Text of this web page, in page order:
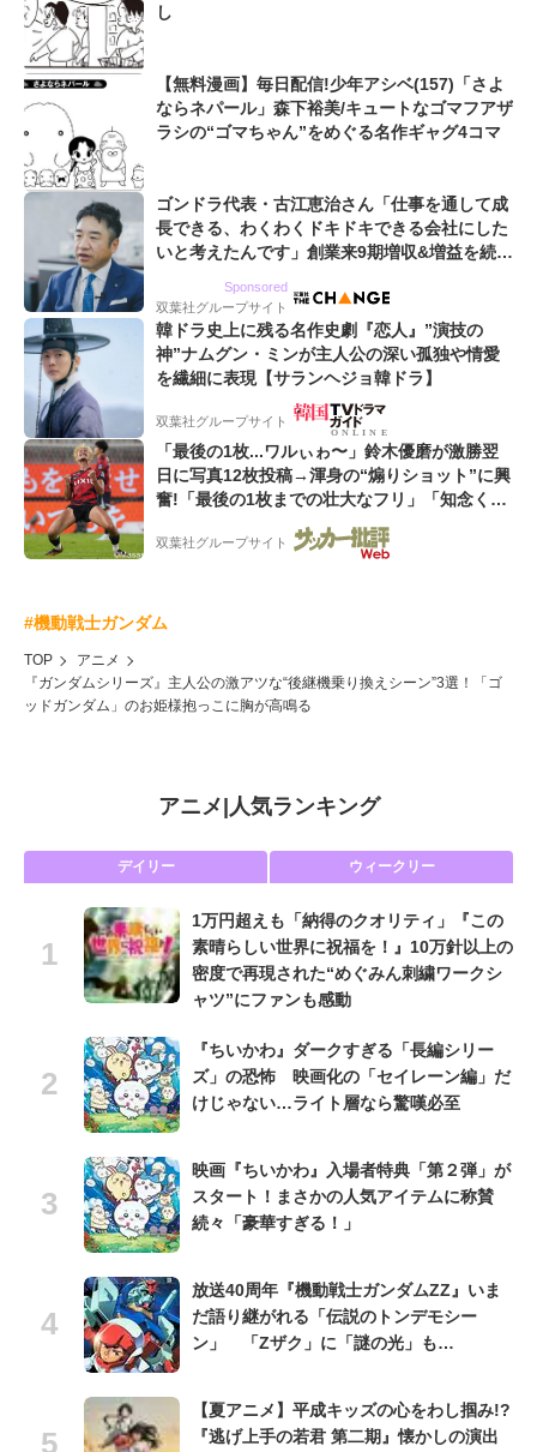
し
【無料漫画】毎日配信!少年アシベ(157)「さよ
ならネパール」森下裕美/キュートなゴマフアザ
ラシの“ゴマちゃん”をめぐる名作ギャグ4コマ
ゴンドラ代表・古江恵治さん「仕事を通して成
長できる、わくわくドキドキできる会社にした
いと考えたんです」創業来9期増収&増益を続け
Sponsored
双葉社グループサイト
韓ドラ史上に残る名作史劇『恋人』”演技の
神”ナムグン・ミンが主人公の深い孤独や情愛
を繊細に表現【サランヘジョ韓ドラ】
双葉社グループサイト
「最後の1枚...ワルぃゎ〜」鈴木優磨が激勝翌
日に写真12枚投稿→渾身の“煽りショット”に興
奮!「最後の1枚までの壮大なフリ」「知念くん
のことどんだけ好きなんよw」
双葉社グループサイト
#機動戦士ガンダム
TOP
アニメ
『ガンダムシリーズ』主人公の激アツな“後継機乗り換えシーン”3選！「ゴ
ッドガンダム」のお姫様抱っこに胸が高鳴る
アニメ 人気ランキング
デイリー ウィークリー
1万円超えも「納得のクオリティ」『この
素晴らしい世界に祝福を！』10万針以上の
密度で再現された“めぐみん刺繍ワークシ
ャツ”にファンも感動
『ちいかわ』ダークすぎる「長編シリー
ズ」の恐怖 映画化の「セイレーン編」だ
けじゃない…ライト層なら驚嘆必至
映画『ちいかわ』入場者特典「第２弾」が
スタート！まさかの人気アイテムに称賛
続々「豪華すぎる！」
放送40周年『機動戦士ガンダムZZ』いま
だ語り継がれる「伝説のトンデモシー
ン」 「Zザク」に「謎の光」も…
【夏アニメ】平成キッズの心をわし掴み!?
『逃げ上手の若君 第二期』懐かしの演出